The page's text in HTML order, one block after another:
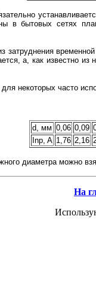
устанавливается
в бытовых сетях
временной
а, как известно
некоторых часто
d, мм 0,06 0,09
Inp, A 1,76 2,16
диаметра можно
На